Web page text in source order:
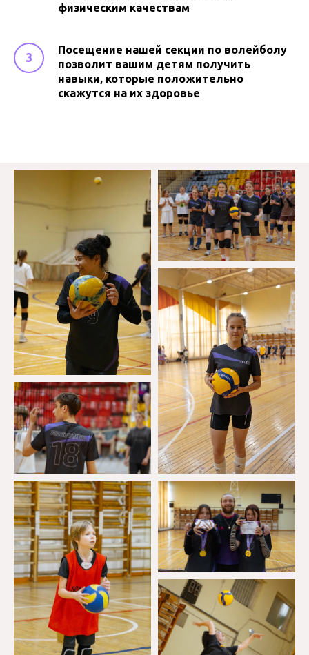
физическим качествам
Посещение нашей секции по волейболу
позволит вашим детям получить
навыки, которые положительно
скажутся на их здоровье